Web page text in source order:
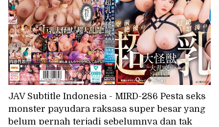
JAV Subtitle Indonesia - MIRD-286 Pesta seks
monster payudara raksasa super besar yang
belum pernah terjadi sebelumnya dan tak